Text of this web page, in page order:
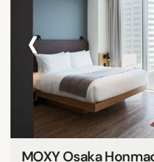
‹
MOXY Osaka